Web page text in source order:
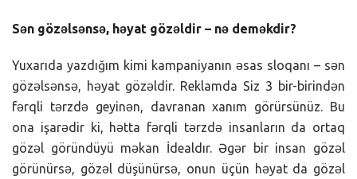
Sən gözəlsənsə, həyat gözəldir – nə deməkdir?
Yuxarıda yazdığım kimi kampaniyanın əsas sloqanı – sən
gözəlsənsə, həyat gözəldir. Reklamda Siz 3 bir-birindən
fərqli tərzdə geyinən, davranan xanım görürsünüz. Bu
ona işarədir ki, hətta fərqli tərzdə insanların da ortaq
gözəl göründüyü məkan İdealdır. Əgər bir insan gözəl
görünürsə, gözəl düşünürsə, onun üçün həyat da gözəl